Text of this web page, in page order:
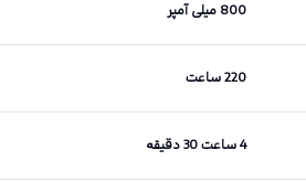
800 میلی آمپر
220 ساعت
4 ساعت 30 دقیقه